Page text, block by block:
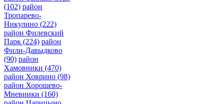
(102) район
Тропарево-
Никулино (222)
район Филевский
Парк (224) район
Фили-Давыдково
(90) район
Хамовники (470)
район Ховрино (98)
район Хорошево-
Мневники (160)